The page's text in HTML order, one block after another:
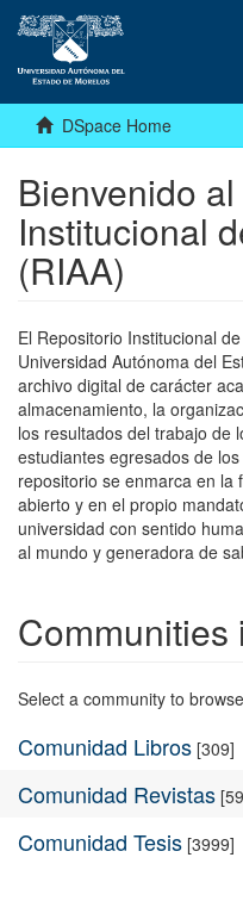
DSpace Home
Bienvenido
Institucional
(RIAA)
El Repositorio Institucional
Universidad Autónoma del
archivo digital de carácter
almacenamiento, la
los resultados del trabajo de
estudiantes egresados de
repositorio se enmarca en la
abierto y en el propio
universidad con sentido
al mundo y generadora de
Communities
Select a community to
Comunidad Libros [309]
Comunidad Revistas
Comunidad Tesis [3999]